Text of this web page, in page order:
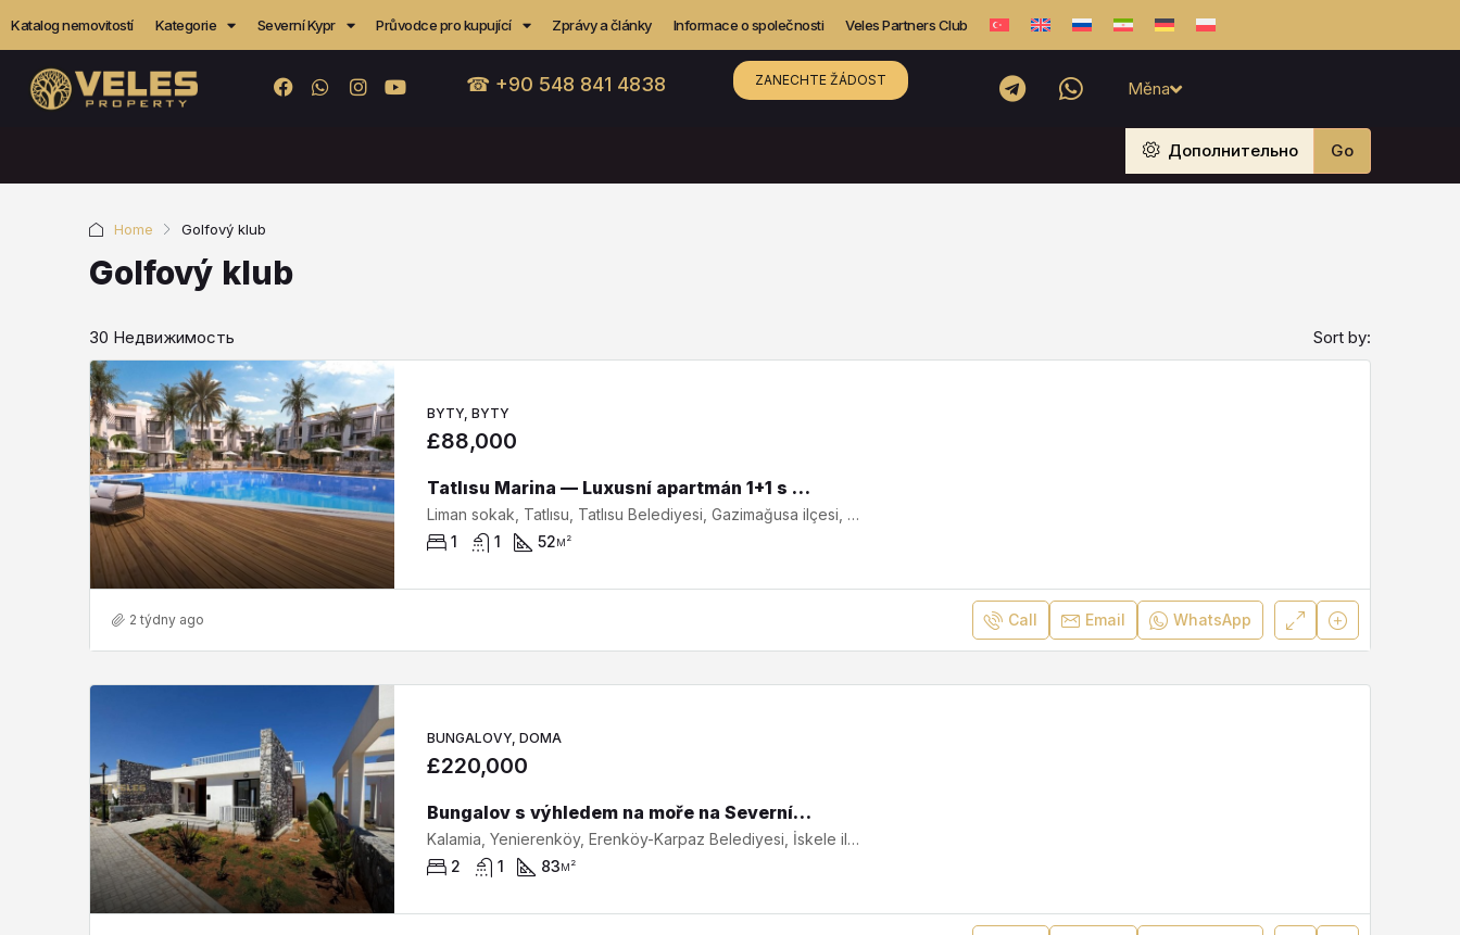
Katalog nemovitostí Kategorie Severní Kypr Průvodce pro kupující Zprávy a články Informace o společnosti Veles Partners Club
☎ +90 548 841 4838 ZANECHTE ŽÁDOST Měna
Дополнительно Go
Home Golfový klub
Golfový klub
30 Недвижимость Sort by:
BYTY, BYTY
£88,000
Tatlısu Marina — Luxusní apartmán 1+1 s přímým výhledem na moře na Severním Kypru SA-1-0484
Liman sokak, Tatlısu, Tatlısu Belediyesi, Gazimağusa ilçesi, Kuzey Kıbrıs, 99640, Κύπρος - Kıbrıs
1
1 52м²
2 týdny ago Call Email WhatsApp
BUNGALOVY, DOMA
£220,000
Bungalov s výhledem na moře na Severním Kypru – dům se střešní terasou a prostorným pozemkem SB-2-0472
Kalamia, Yenierenköy, Erenköy-Karpaz Belediyesi, İskele ilçesi, Kuzey Kıbrıs, 99950, Κύπρος - Kıbrıs
2
1 83м²